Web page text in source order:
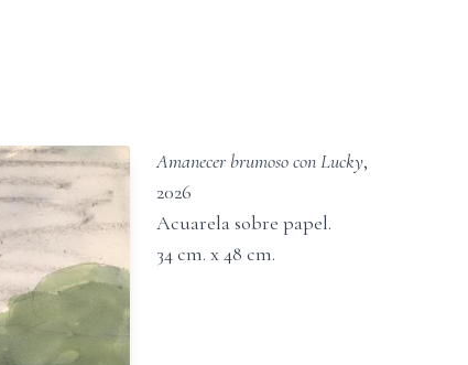
Amanecer brumoso con Lucky,
2026
Acuarela sobre papel.
34cm. x48 cm.